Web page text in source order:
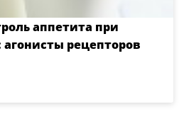
аппетита при
рецепторов